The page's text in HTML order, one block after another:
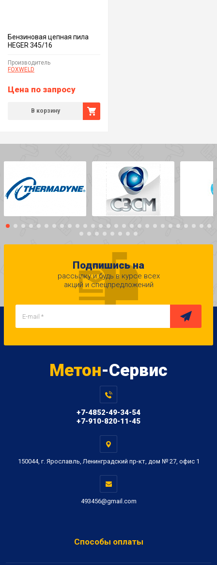
Бензиновая цепная пила
HEGER 345/16
Производитель
FOXWELD
Цена по запросу
В корзину
Подпишись на
рассылку и будь в курсе всех
акций и спецпредложений
Метон-Сервис
+7-4852-49-34-54
+7-910-820-11-45
150044, г. Ярославль, Ленинградский пр-кт, дом № 27, офис 1
493456@gmail.com
Способы оплаты